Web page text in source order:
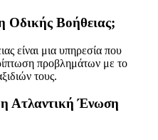
Οδικής Βοήθειας;
είναι μια υπηρεσία που
προβλημάτων με το
τους.
η Ατλαντική Ένωση